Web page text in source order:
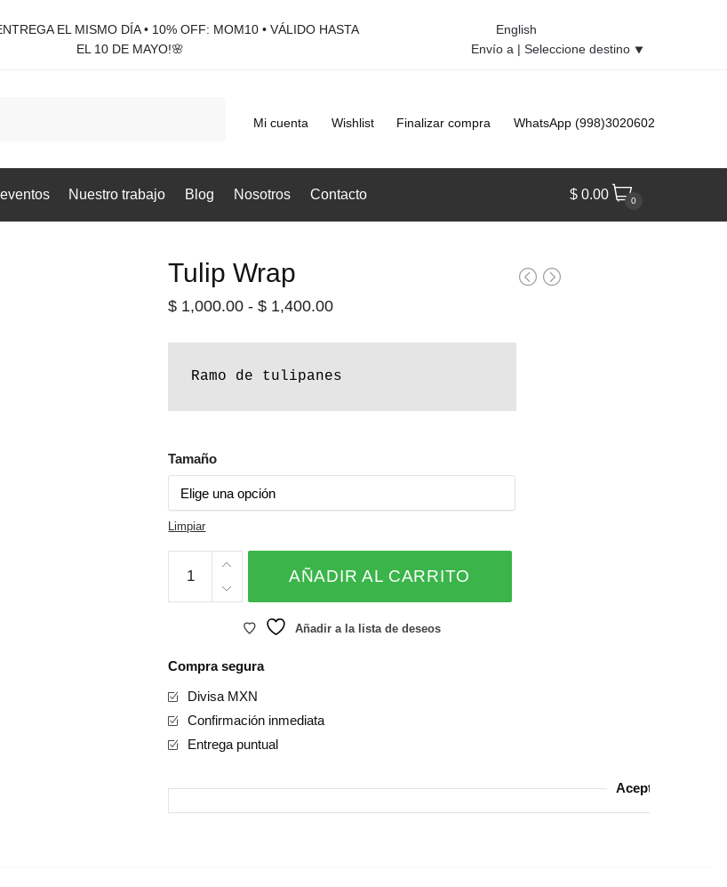
EL MISMO DÍA • 10% OFF: MOM10 • VÁLIDO HASTA
EL 10 DE MAYO!🌸
English
Envío a | Seleccione destino ⯆
Mi cuenta Wishlist Finalizar compra WhatsApp (998)3020602
Nuestro trabajo Blog Nosotros Contacto $ 0.00 0
Tulip Wrap
$ 1,000.00 - $ 1,400.00Rango
desde
$ 1,000.00
Ramo de tulipanes
Tamaño
Limpiar
Wrap
cantidad
AÑADIR AL CARRITO
Añadir a la lista de deseos
Compra segura
Divisa MXN
Confirmación inmediata
Entrega puntual
Aceptamos